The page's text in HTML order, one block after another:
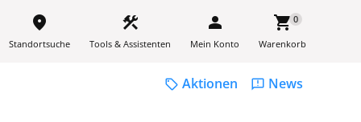
place
Standortsuche
construction
Tools & Assistenten
person
Mein Konto
shopping_cart0
Warenkorb
sell Aktionen feedback News